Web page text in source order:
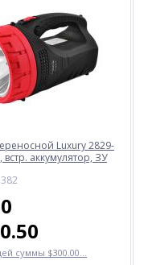
Опт
Vip: $53.00
Luxury 2829-
встр. аккумулятор, ЗУ
суммы $300.00...